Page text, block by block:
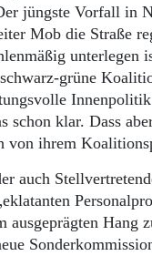
jüngste Vorfall in
Mob die Straße
unterlegen
grüne
schon klar. Dass
von ihrem
auch
ausgeprägten Hang